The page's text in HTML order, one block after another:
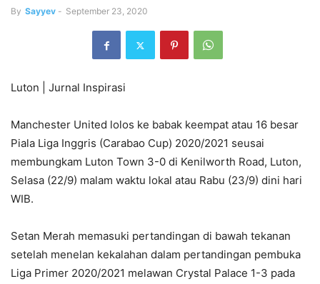
By Sayyev - September 23, 2020
Luton | Jurnal Inspirasi
Manchester United lolos ke babak keempat atau 16 besar
Piala Liga Inggris (Carabao Cup) 2020/2021 seusai
membungkam Luton Town 3-0 di Kenilworth Road, Luton,
Selasa (22/9) malam waktu lokal atau Rabu (23/9) dini hari
WIB.
Setan Merah memasuki pertandingan di bawah tekanan
setelah menelan kekalahan dalam pertandingan pembuka
Liga Primer 2020/2021 melawan Crystal Palace 1-3 pada